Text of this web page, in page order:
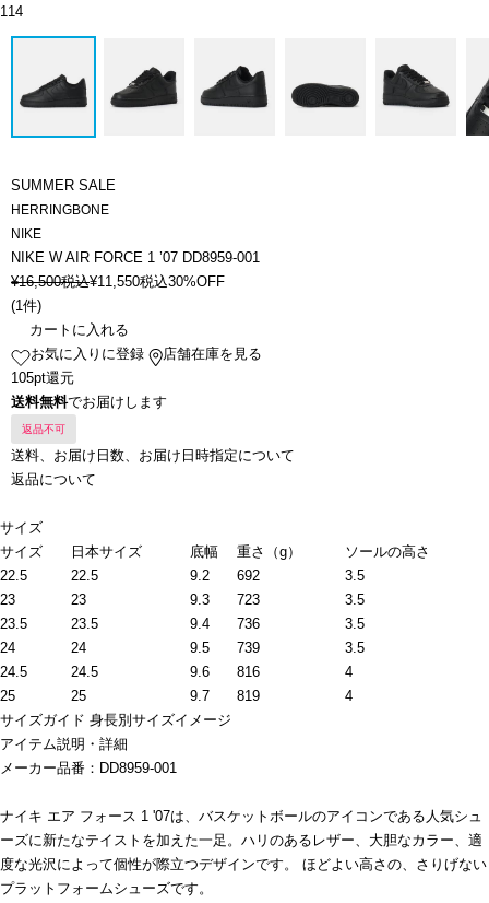
114
SUMMER SALE
HERRINGBONE
NIKE
NIKE W AIR FORCE 1 ’07 DD8959-001
¥16,500税込¥11,550税込30%OFF
(1件)
カートに入れる
お気に入りに登録
店舗在庫を見る
105pt還元
送料無料でお届けします
返品不可
送料、お届け日数、お届け日時指定について
返品について
サイズ
サイズ
日本サイズ 底幅 重さ（g）
ソールの高さ
22.5
22.5 9.2 692
3.5
23
23 9.3 723
3.5
23.5
23.5 9.4 736
3.5
24
24 9.5 739
3.5
24.5
24.5 9.6 816
4
25
25 9.7 819
4
サイズガイド 身長別サイズイメージ
アイテム説明・詳細
メーカー品番：DD8959-001
ナイキ エア フォース 1 '07は、バスケットボールのアイコンである人気シュ
ーズに新たなテイストを加えた一足。ハリのあるレザー、大胆なカラー、適
度な光沢によって個性が際立つデザインです。 ほどよい高さの、さりげない
プラットフォームシューズです。